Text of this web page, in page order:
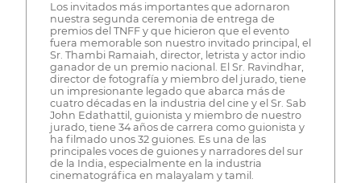
Los invitados más importantes que adornaron
nuestra segunda ceremonia de entrega de
premios del TNFF y que hicieron que el evento
fuera memorable son nuestro invitado principal, el
Sr. Thambi Ramaiah, director, letrista y actor indio
ganador de un premio nacional. El Sr. Ravindhar,
director de fotografía y miembro del jurado, tiene
un impresionante legado que abarca más de
cuatro décadas en la industria del cine y el Sr. Sab
John Edathattil, guionista y miembro de nuestro
jurado, tiene 34 años de carrera como guionista y
ha filmado unos 32 guiones. Es una de las
principales voces de guiones y narradores del sur
de la India, especialmente en la industria
cinematográfica en malayalam y tamil.